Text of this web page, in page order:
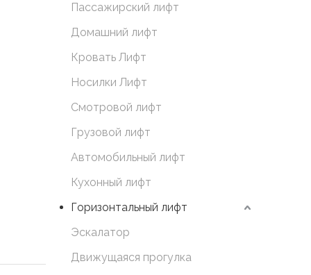
Пассажирский лифт
Домашний лифт
Кровать Лифт
Носилки Лифт
Смотровой лифт
Грузовой лифт
Автомобильный лифт
Кухонный лифт
Горизонтальный лифт
Эскалатор
Движущаяся прогулка